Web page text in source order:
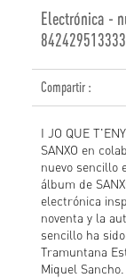
Electrónica -
Compartir :
I JO QUE
SANXO en
nuevo sencillo
álbum de
electrónica
noventa y la
sencillo ha
Tramuntana
Miquel Sancho.